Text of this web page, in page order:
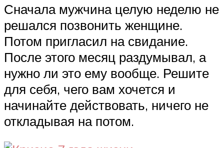
Сначала мужчина целую неделю не
решался позвонить женщине.
Потом пригласил на свидание.
После этого месяц раздумывал, а
нужно ли это ему вообще. Решите
для себя, чего вам хочется и
начинайте действовать, ничего не
откладывая на потом.